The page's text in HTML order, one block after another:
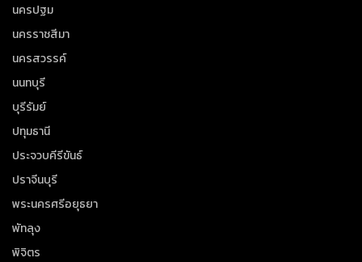
นครปฐม
นครราชสีมา
นครสวรรค์
นนทบุรี
บุรีรัมย์
ปทุมธานี
ประจวบคีรีขันธ์
ปราจีนบุรี
พระนครศรีอยุธยา
พัทลุง
พิจิตร